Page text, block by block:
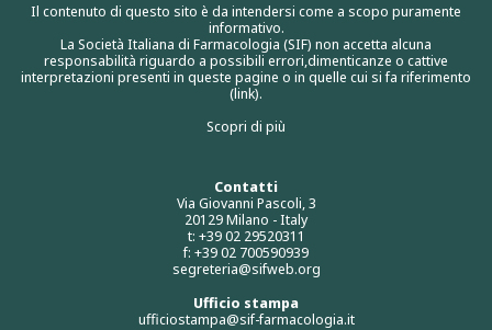
Contatti
Via Giovanni Pascoli, 3
20129 Milano - Italy
t: +39 02 29520311
f: +39 02 700590939
segreteria@sifweb.org
Ufficio stampa
ufficiostampa@sif-farmacologia.it
Il contenuto di questo sito è da intendersi come a scopo puramente
informativo.
La Società Italiana di Farmacologia (SIF) non accetta alcuna
responsabilità riguardo a possibili errori,dimenticanze o cattive
interpretazioni presenti in queste pagine o in quelle cui si fa riferimento
(link).
Scopri di più